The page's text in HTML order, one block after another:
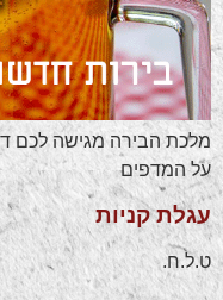
מלכת הבירה מגישה לכם
על המדפים
עגלת קניות
ט.ל.ח.